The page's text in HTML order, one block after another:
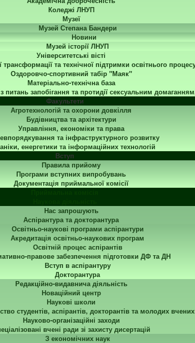
Коледжі ЛНУП
Музеї
Музей Степана Бандери
Новини
Музей історії ЛНУП
Університетські вісті
та технічної підтримки освітнього
Оздоровчо-спортивний табір "Маяк"
Матеріально-технічна база
запобігання та протидії сексуальним
Факультети
Агротехнологій та охорони довкілля
Будівництва та архітектури
Управління, економіки та права
та інфраструктурного розвитку
енергетики та інформаційних технологій
Вступ
Правила прийому
Програми вступних випробувань
Документація приймальної комісії
Нас запрошують
Аспірантура та докторантура
Освітньо-наукові програми аспірантури
Акредитація освітньо-наукових програм
Освітній процес аспірантів
правове забезпечення підготовки ДФ та ДН
Вступ в аспірантуру
Докторантура
Редакційно-видавнича діяльність
Новаційний центр
Наукові школи
студентів, аспірантів, докторантів та молодих вчених
Науково-організаційні заходи
вчені ради зі захисту дисертацій
З економічних наук